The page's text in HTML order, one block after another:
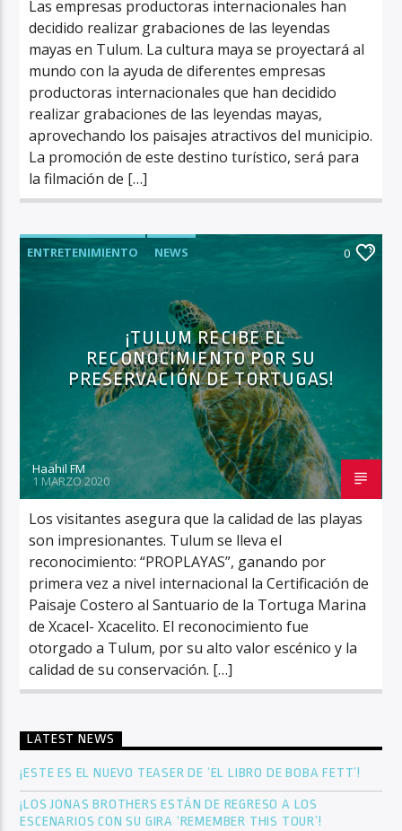
Las empresas productoras internacionales han
decidido realizar grabaciones de las leyendas
mayas en Tulum. La cultura maya se proyectará al
mundo con la ayuda de diferentes empresas
productoras internacionales que han decidido
realizar grabaciones de las leyendas mayas,
aprovechando los paisajes atractivos del municipio.
La promoción de este destino turístico, será para
la filmación de […]
ENTRETENIMIENTO NEWS 0
¡TULUM RECIBE EL
RECONOCIMIENTO POR SU
PRESERVACIÓN DE TORTUGAS!
Haahil FM
1 MARZO 2020
Los visitantes asegura que la calidad de las playas
son impresionantes. Tulum se lleva el
reconocimiento: “PROPLAYAS”, ganando por
primera vez a nivel internacional la Certificación de
Paisaje Costero al Santuario de la Tortuga Marina
de Xcacel- Xcacelito. El reconocimiento fue
otorgado a Tulum, por su alto valor escénico y la
calidad de su conservación. […]
LATEST NEWS
¡ESTE ES EL NUEVO TEASER DE ‘EL LIBRO DE BOBA FETT’!
¡LOS JONAS BROTHERS ESTÁN DE REGRESO A LOS
ESCENARIOS CON SU GIRA ‘REMEMBER THIS TOUR’!